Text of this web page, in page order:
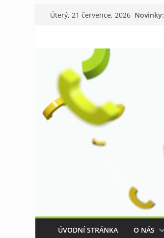
Přeskočit
Úterý, 21 července, 2026 Novinky:
ÚVODNÍ STRÁNKA O NÁS